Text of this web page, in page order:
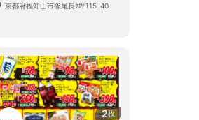
京都府福知山市篠尾長ｹ坪115-40
2枚